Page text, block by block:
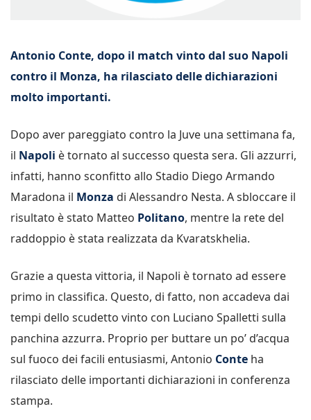
Antonio Conte, dopo il match vinto dal suo Napoli
contro il Monza, ha rilasciato delle dichiarazioni
molto importanti.
Dopo aver pareggiato contro la Juve una settimana fa,
il Napoli è tornato al successo questa sera. Gli azzurri,
infatti, hanno sconfitto allo Stadio Diego Armando
Maradona il Monza di Alessandro Nesta. A sbloccare il
risultato è stato Matteo Politano, mentre la rete del
raddoppio è stata realizzata da Kvaratskhelia.
Grazie a questa vittoria, il Napoli è tornato ad essere
primo in classifica. Questo, di fatto, non accadeva dai
tempi dello scudetto vinto con Luciano Spalletti sulla
panchina azzurra. Proprio per buttare un po’ d’acqua
sul fuoco dei facili entusiasmi, Antonio Conte ha
rilasciato delle importanti dichiarazioni in conferenza
stampa.